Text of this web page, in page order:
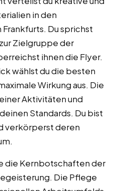
in den
Du sprichst
Zielgruppe der
ihnen die Flyer.
wählst du die besten
Wirkung aus. Die
Aktivitäten und
Standards. Du bist
verkörperst deren
die Kernbotschaften der
Die Pflege